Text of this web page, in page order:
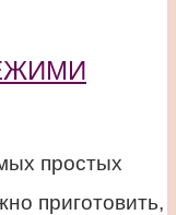
простых
приготовить,